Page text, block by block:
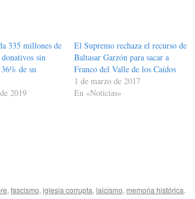
335 millones de
donativos sin
de su
2019
El Supremo rechaza el recurso de
Baltasar Garzón para sacar a
Franco del Valle de los Caídos
1 de marzo de 2017
En «Noticias»
, fascismo, iglesia corrupta, laicismo, memoria histórica.